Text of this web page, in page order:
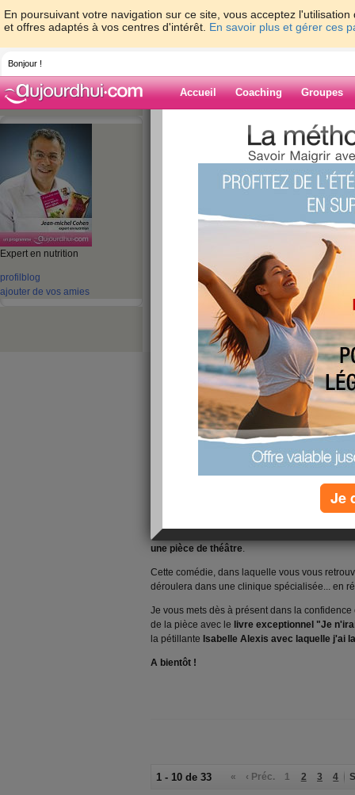
En poursuivant votre navigation sur ce site, vous acceptez
et offres adaptés à vos centres d'intérêt. En savoir plus et gérer ces
Bonjour !
Accueil Coaching Groupes
Expert en nutrition
profil blog
ajouter de vos amies
> jeanmichelcohen
Blog de
Je vous confie
semaine !
publié le 13/07/2009 à 16:40
nombreuses années, j'ai décidé de
une pièce de théâtre.
Cette comédie, dans laquelle vous vous
déroulera dans une clinique spécialisée... en
Je vous mets dès à présent dans la
de la pièce avec le livre exceptionnel "Je
la pétillante Isabelle Alexis avec laquelle j'ai
A bientôt !
1 - 10 de 33 « ‹ Préc. 1 2 3 4
Je